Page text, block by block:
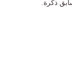
ذكرة.